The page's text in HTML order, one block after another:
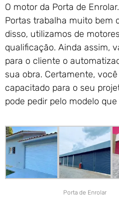
O motor da Porta de
Portas trabalha muito bem
disso, utilizamos de
qualificação. Ainda assim,
para o cliente o
sua obra. Certamente,
capacitado para o seu
pode pedir pelo modelo
Porta de Enrolar